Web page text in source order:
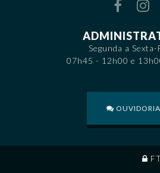
Segunda a Sexta-
07h45 - 12h00 e
OUVIDORIA